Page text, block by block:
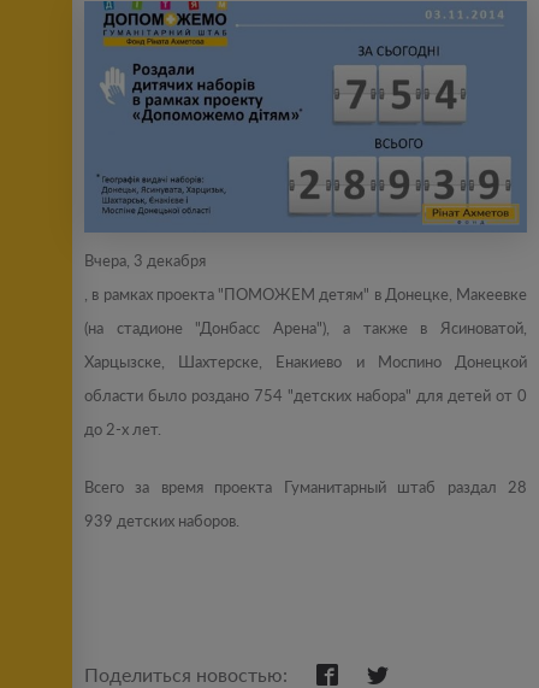
Вчера, 3 декабря
, в рамках проекта "ПОМОЖЕМ детям" в Донецке, Макеевке
(на стадионе "Донбасс Арена"), а также в Ясиноватой,
Харцызске, Шахтерске, Енакиево и Моспино Донецкой
области было роздано 754 "детских набора" для детей от 0
до 2-х лет.
Всего за время проекта Гуманитарный штаб раздал 28
939 детских наборов.
Поделиться новостью: